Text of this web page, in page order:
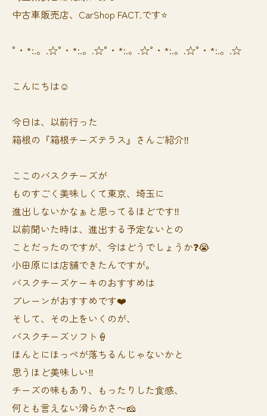
中古車販売店、CarShop FACT.です⭐️
°・*:.。.☆°・*:.。.☆°・*:.。.☆°・*:.。.☆°・*:.。.☆
こんにちは☺️
今日は、以前行った
箱根の『箱根チーズテラス』さんご紹介‼️
ここのバスクチーズが
ものすごく美味しくて東京、埼玉に
進出しないかなぁと思ってるほどです‼️
以前聞いた時は、進出する予定ないとの
ことだったのですが、今はどうでしょうか❓😭
小田原には店舗できたんですが。
バスクチーズケーキのおすすめは
プレーンがおすすめです❤️
そして、その上をいくのが、
バスクチーズソフト🍦
ほんとにほっぺが落ちるんじゃないかと
思うほど美味しい‼️
チーズの味もあり、もったりした食感、
何とも言えない滑らかさ〜🧀